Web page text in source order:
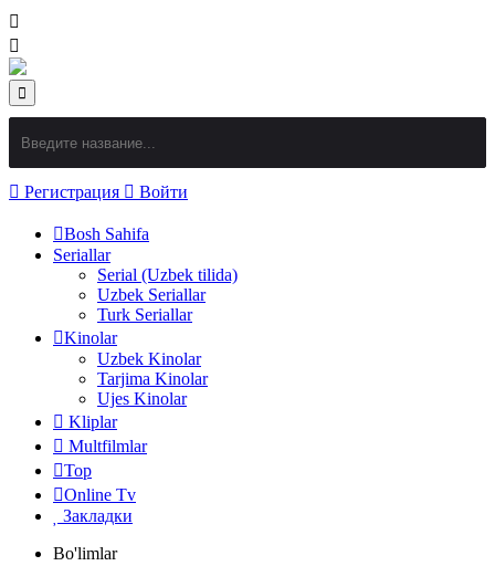
Регистрация Войти
Bosh Sahifa
Seriallar
Serial (Uzbek tilida)
Uzbek Seriallar
Turk Seriallar
Kinolar
Uzbek Kinolar
Tarjima Kinolar
Ujes Kinolar
Kliplar
Multfilmlar
Top
Online Tv
Закладки
Bo'limlar